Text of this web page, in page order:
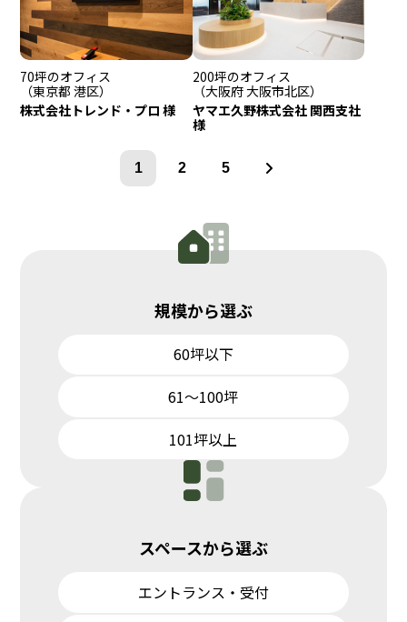
70坪のオフィス
（東京都 港区）
株式会社トレンド・プロ 様
200坪のオフィス
（大阪府 大阪市北区）
ヤマエ久野株式会社 関西支社
様
1 2 5 次
規模から選ぶ
60坪以下
61～100坪
101坪以上
スペースから選ぶ
エントランス・受付